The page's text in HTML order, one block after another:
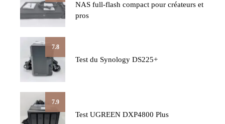
NAS full-flash compact pour créateurs et
pros
7.8
Test du Synology DS225+
7.9
Test UGREEN DXP4800 Plus